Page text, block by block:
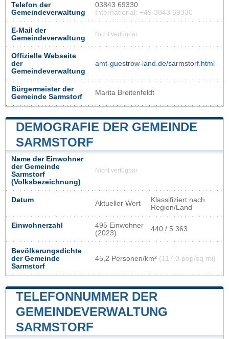
Telefon der
Gemeindeverwaltung
03843 69330
International: +49 3843 69330
E-Mail der
Gemeindeverwaltung
Nicht verfügbar
Offizielle Webseite
der
Gemeindeverwaltung
amt-guestrow-land.de/sarmstorf.html
Bürgermeister der
Gemeinde Sarmstorf
Marita Breitenfeldt
DEMOGRAFIE DER GEMEINDE
SARMSTORF
Name der Einwohner
der Gemeinde
Sarmstorf
(Volksbezeichnung)
Nicht verfügbar
Datum Aktueller Wert
Klassifiziert nach
Region/Land
Einwohnerzahl
495 Einwohner
(2023)
440 / 5 363
Bevölkerungsdichte
der Gemeinde
Sarmstorf
45,2 Personen/km² (117,0 pop/sq mi)
TELEFONNUMMER DER
GEMEINDEVERWALTUNG
SARMSTORF